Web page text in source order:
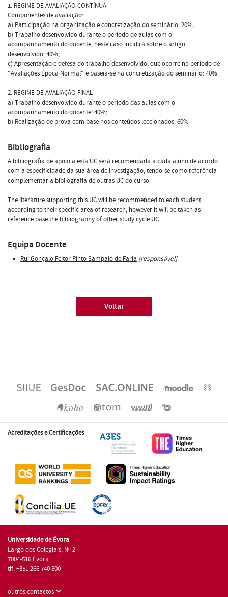
1. REGIME DE AVALIAÇÃO CONTÍNUA
Componentes de avaliação:
a) Participação na organização e concretização do seminário: 20%;
b) Trabalho desenvolvido durante o período de aulas com o
acompanhamento do docente, neste caso incidirá sobre o artigo
desenvolvido: 40%;
c) Apresentação e defesa do trabalho desenvolvido, que ocorre no período de
"Avaliações Época Normal" e baseia-se na concretização do seminário: 40%.
2. REGIME DE AVALIAÇÃO FINAL
a) Trabalho desenvolvido durante o período das aulas com o
acompanhamento do docente: 40%;
b) Realização de prova com base nos conteúdos leccionados: 60%
Bibliografia
A bibliografia de apoio a esta UC será recomendada a cada aluno de acordo
com a especificidade da sua área de investigação, tendo-se como referência
complementar a bibliografia de outras UC do curso.
The literature supporting this UC will be recommended to each student
according to their specific area of research, however it will be taken as
reference base the bibliography of other study cycle UC.
Equipa Docente
Rui Gonçalo Feitor Pinto Sampaio de Faria [responsável]
Voltar
Acreditações e Certificações
Universidade de Évora
Largo dos Colegiais, Nº 2
7004-516 Évora
tlf: +351 266 740 800
outros contactos